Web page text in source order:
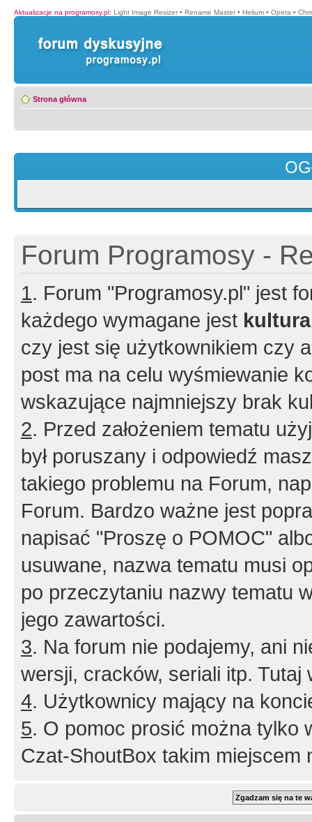
Aktualizacje na programosy.pl: Light Image Resizer • Rename Master • Helium • Opera •
Strona główna
Forum Programosy -
1. Forum "Programosy.pl" jest
każdego wymagane jest
czy jest się użytkownikiem czy
post ma na celu wyśmiewanie
wskazujące najmniejszy brak
2. Przed założeniem tematu
był poruszany i odpowiedź
takiego problemu na Forum,
Forum. Bardzo ważne jest
napisać "Proszę o POMOC"
usuwane, nazwa tematu musi
po przeczytaniu nazwy tematu
jego zawartości.
3. Na forum nie podajemy, ani
wersji, cracków, seriali itp. Tutaj
4. Użytkownicy mający na
5. O pomoc prosić można tylko
Czat-ShoutBox takim miejscem